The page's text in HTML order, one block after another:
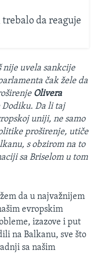
da reaguje
nije uvela sankcije
čak žele da
Olivera
Dodiku. Da li taj
uniji, ne samo
proširenje, utiče
s obzirom na to
sa Briselom u tom
da u najvažnijem
evropskim
izazove i put
na Balkanu, sve što
sa našim